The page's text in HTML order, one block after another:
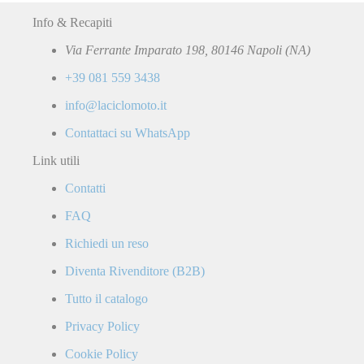
Info & Recapiti
Via Ferrante Imparato 198, 80146 Napoli (NA)
+39 081 559 3438
info@laciclomoto.it
Contattaci su WhatsApp
Link utili
Contatti
FAQ
Richiedi un reso
Diventa Rivenditore (B2B)
Tutto il catalogo
Privacy Policy
Cookie Policy